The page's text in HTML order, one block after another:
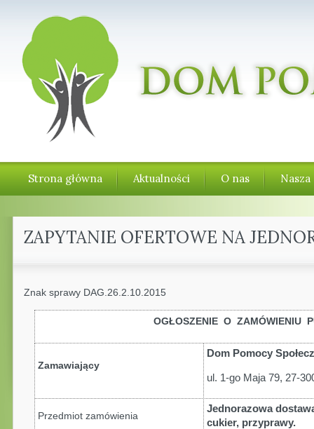
Strona główna Aktualności O nas
ZAPYTANIE OFERTOWE NA
Znak sprawy DAG.26.2.10.2015
OGŁOSZENIE O ZAMÓWIENIU
Zamawiający
Dom Pomocy
ul. 1-go Maja 79, 27-
Przedmiot zamówienia
Jednorazowa
cukier, przyprawy.